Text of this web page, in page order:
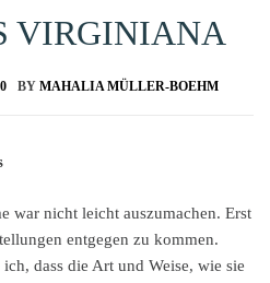
VIRGINIANA
BY MAHALIA MÜLLER-BOEHM
war nicht leicht auszumachen. Erst
entgegen zu kommen.
dass die Art und Weise, wie sie